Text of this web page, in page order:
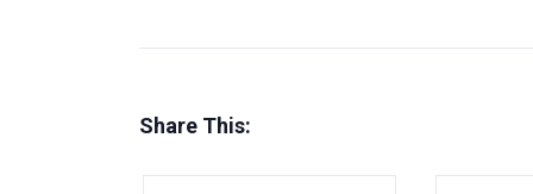
Share This: